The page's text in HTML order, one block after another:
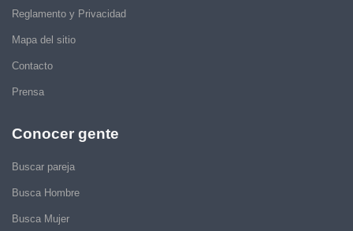
Reglamento y Privacidad
Mapa del sitio
Contacto
Prensa
Conocer gente
Buscar pareja
Busca Hombre
Busca Mujer